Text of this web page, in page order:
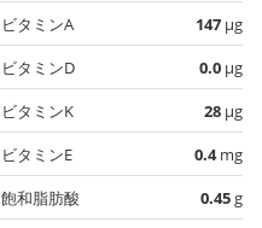
ビタミンA
147 µg
ビタミンD
0.0 µg
ビタミンK
28 µg
ビタミンE
0.4mg
飽和脂肪酸
0.45g